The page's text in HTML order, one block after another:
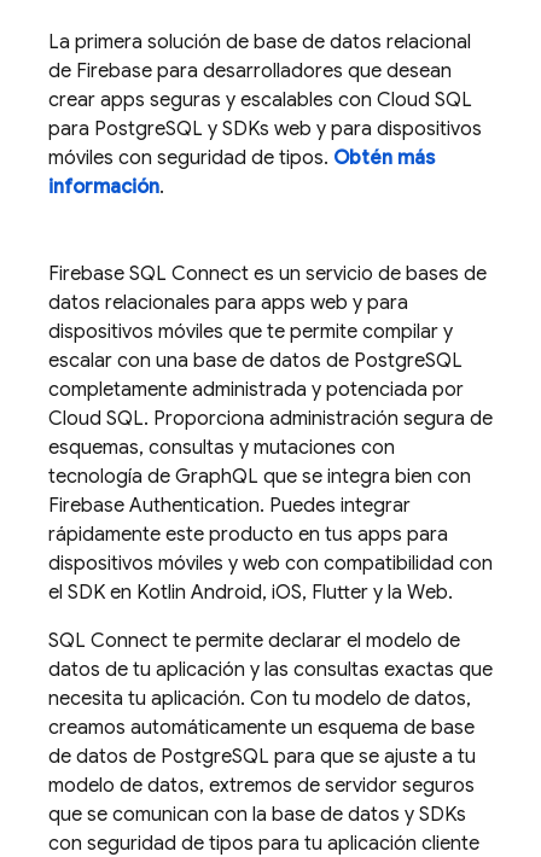
La primera solución de base de datos relacional
de Firebase para desarrolladores que desean
crear apps seguras y escalables con Cloud SQL
para PostgreSQL y SDKs web y para dispositivos
móviles con seguridad de tipos. Obtén más
información.
Firebase SQL Connect es un servicio de bases de
datos relacionales para apps web y para
dispositivos móviles que te permite compilar y
escalar con una base de datos de PostgreSQL
completamente administrada y potenciada por
Cloud SQL. Proporciona administración segura de
esquemas, consultas y mutaciones con
tecnología de GraphQL que se integra bien con
Firebase Authentication. Puedes integrar
rápidamente este producto en tus apps para
dispositivos móviles y web con compatibilidad con
el SDK en Kotlin Android, iOS, Flutter y la Web.
SQL Connect te permite declarar el modelo de
datos de tu aplicación y las consultas exactas que
necesita tu aplicación. Con tu modelo de datos,
creamos automáticamente un esquema de base
de datos de PostgreSQL para que se ajuste a tu
modelo de datos, extremos de servidor seguros
que se comunican con la base de datos y SDKs
con seguridad de tipos para tu aplicación cliente